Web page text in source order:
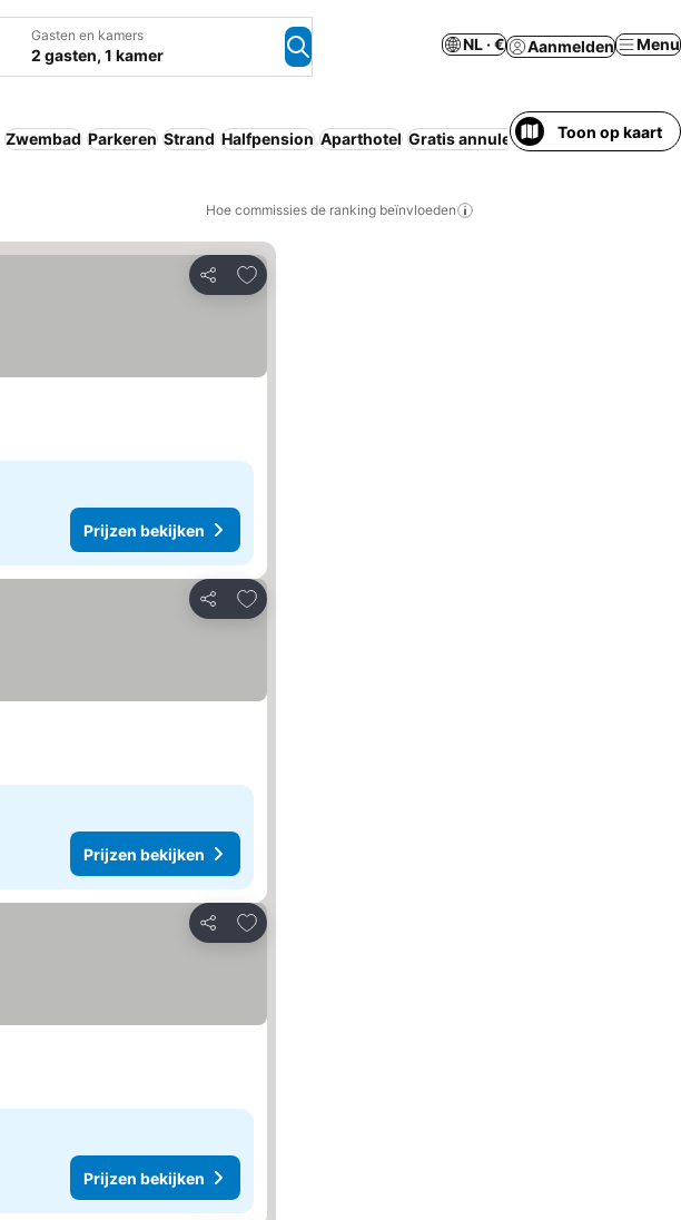
Gasten en kamers
2 gasten, 1 kamer
NL · € Aanmelden Menu
Zwembad Parkeren Strand Halfpension Aparthotel Gratis annulering Toon op kaart
Hoe commissies de ranking beïnvloeden
Delen
Toevoegen aan favorieten
Prijzen bekijken
Delen
Toevoegen aan favorieten
Prijzen bekijken
Delen
Toevoegen aan favorieten
Prijzen bekijken